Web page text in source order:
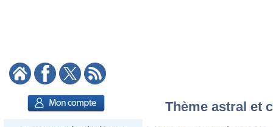
Thème astral et